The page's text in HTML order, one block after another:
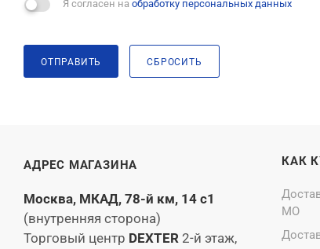
Я согласен на обработку персональных данных
ОТПРАВИТЬ СБРОСИТЬ
АДРЕС МАГАЗИНА
Москва, МКАД, 78-й км, 14 с1
(внутренняя сторона)
Торговый центр DEXTER 2-й этаж,
КАК
МО